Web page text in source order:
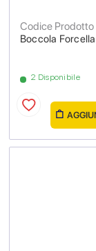
Boccola
Codice Prodotto
2 Disponibile